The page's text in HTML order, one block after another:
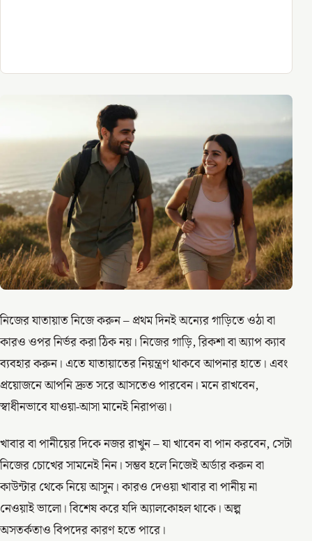
নিজের যাতায়াত নিজে করুন – প্রথম দিনই অন্যের গাড়িতে ওঠা বা
কারও ওপর নির্ভর করা ঠিক নয়। নিজের গাড়ি, রিকশা বা অ্যাপ ক্যাব
ব্যবহার করুন। এতে যাতায়াতের নিয়ন্ত্রণ থাকবে আপনার হাতে। এবং
প্রয়োজনে আপনি দ্রুত সরে আসতেও পারবেন। মনে রাখবেন,
স্বাধীনভাবে যাওয়া-আসা মানেই নিরাপত্তা।
খাবার বা পানীয়ের দিকে নজর রাখুন – যা খাবেন বা পান করবেন, সেটা
নিজের চোখের সামনেই নিন। সম্ভব হলে নিজেই অর্ডার করুন বা
কাউন্টার থেকে নিয়ে আসুন। কারও দেওয়া খাবার বা পানীয় না
নেওয়াই ভালো। বিশেষ করে যদি অ্যালকোহল থাকে। অল্প
অসতর্কতাও বিপদের কারণ হতে পারে।